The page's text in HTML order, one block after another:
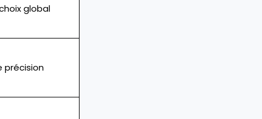
global
précision